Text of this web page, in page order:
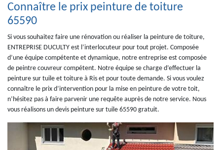
Connaître le prix peinture de toiture
65590
Si vous souhaitez faire une rénovation ou réaliser la peinture de toiture,
ENTREPRISE DUCULTY est l’interlocuteur pour tout projet. Composée
d’une équipe compétente et dynamique, notre entreprise est composée
de peintre couvreur compétent. Notre équipe se charge d’effectuer la
peinture sur tuile et toiture à Ris et pour toute demande. Si vous voulez
connaître le prix d’intervention pour la mise en peinture de votre toit,
n’hésitez pas à faire parvenir une requête auprès de notre service. Nous
vous réalisons un devis peinture sur tuile 65590 gratuit.